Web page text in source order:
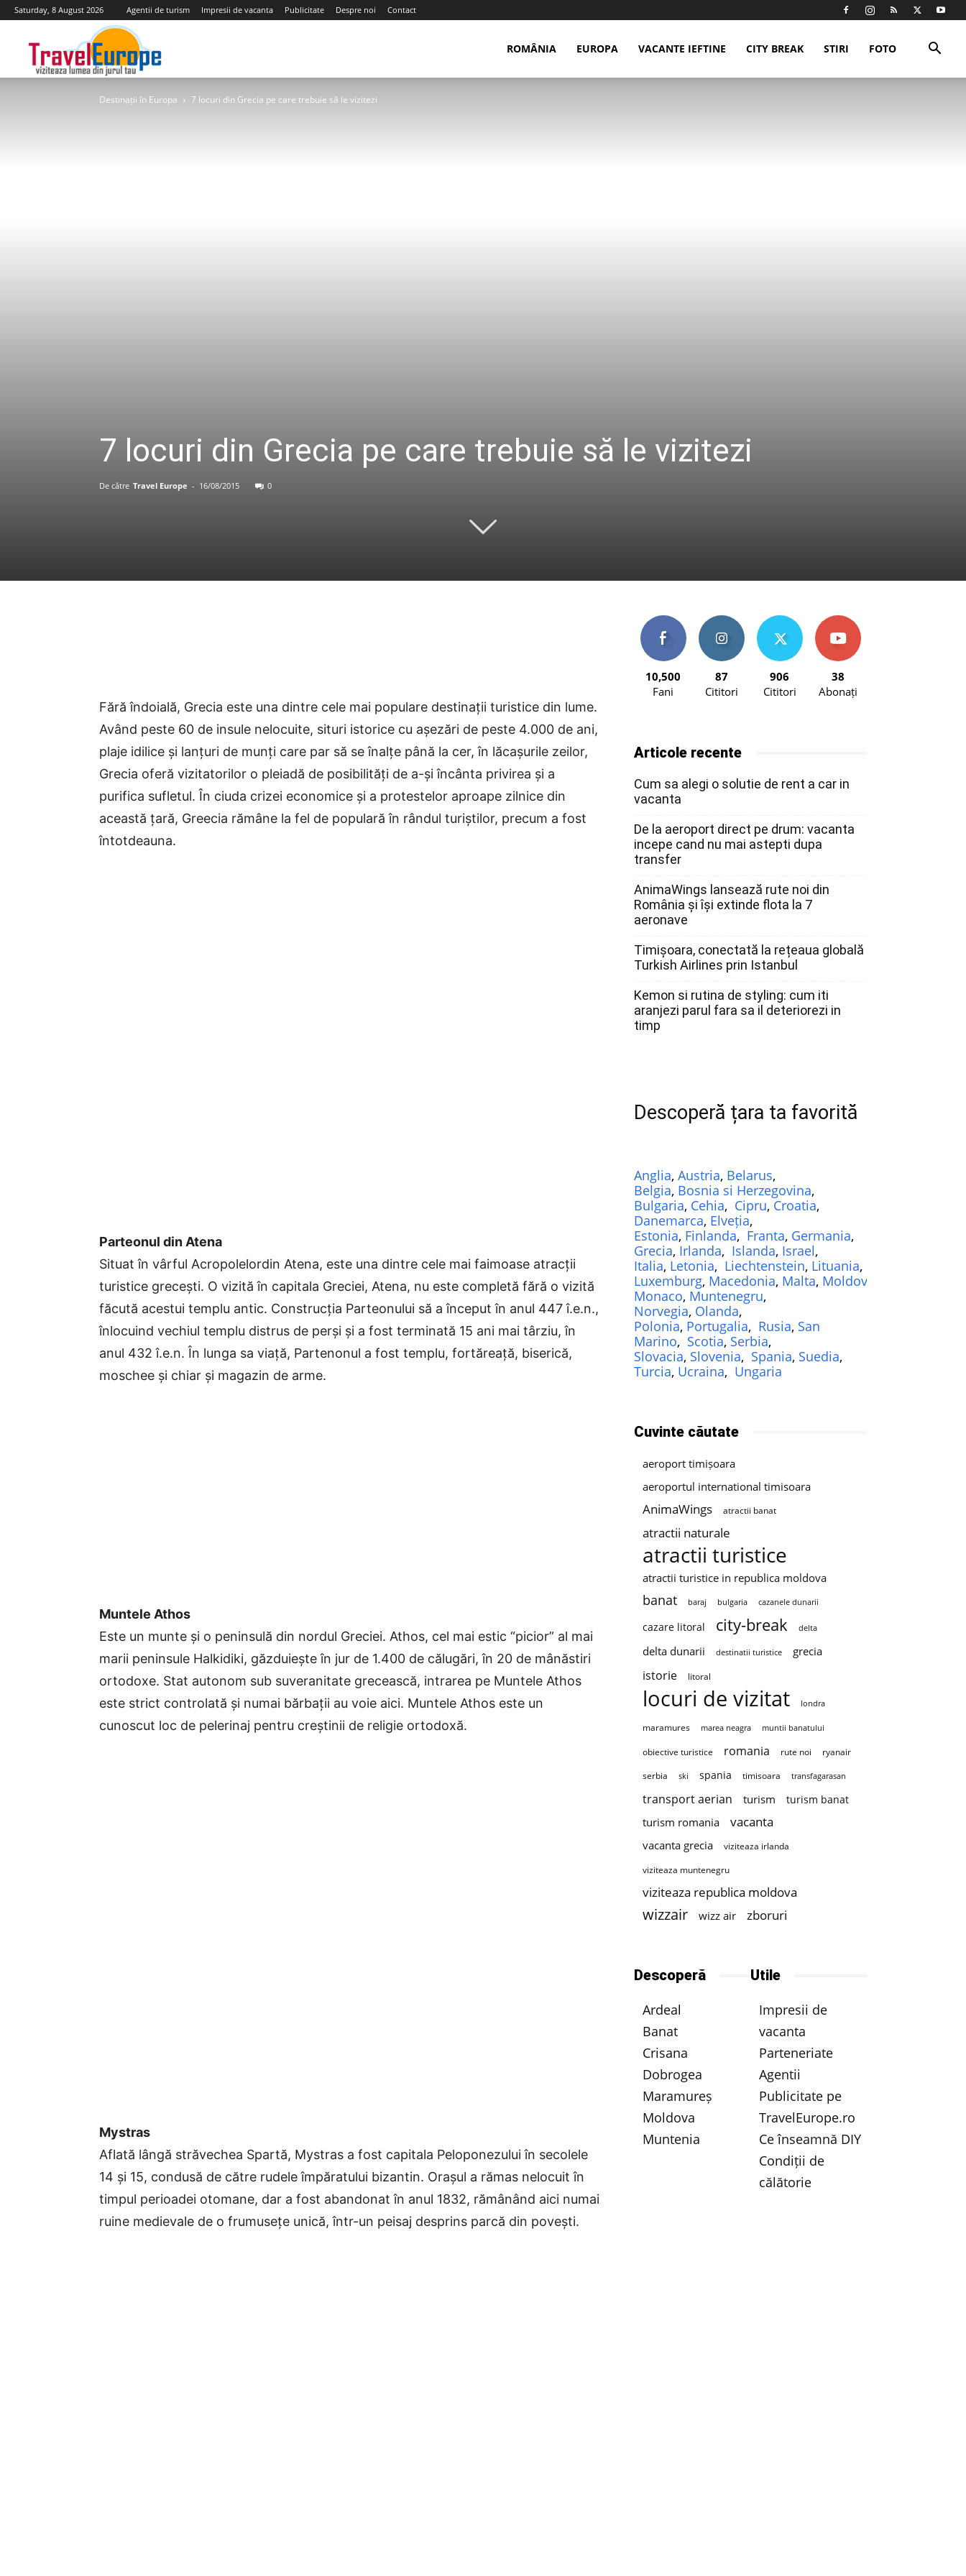
Saturday, 8 August 2026 Agentii de turism Impresii de vacanta Publicitate Despre noi Contact
Europe
ROMÂNIA EUROPA VACANTE IEFTINE CITY BREAK STIRI FOTO
Destinații în Europa 7 locuri din Grecia pe care trebuie să le vizitezi
7 locuri din Grecia pe care trebuie să le vizitezi
De către Travel Europe - 16/08/2015 0
Fără îndoială, Grecia este una dintre cele mai populare destinații turistice din lume.
Având peste 60 de insule nelocuite, situri istorice cu așezări de peste 4.000 de ani,
plaje idilice și lanțuri de munți care par să se înalțe până la cer, în lăcașurile zeilor,
Grecia oferă vizitatorilor o pleiadă de posibilități de a-și încânta privirea și a
purifica sufletul. În ciuda crizei economice și a protestelor aproape zilnice din
această țară, Greecia rămâne la fel de populară în rândul turiștilor, precum a fost
întotdeauna.
Parteonul din Atena
Situat în vârful Acropolelordin Atena, este una dintre cele mai faimoase atracții
turistice grecești. O vizită în capitala Greciei, Atena, nu este completă fără o vizită
făcută acestui templu antic. Construcția Parteonului să a început în anul 447 î.e.n.,
înlocuind vechiul templu distrus de perși și a fost terminată 15 ani mai târziu, în
anul 432 î.e.n. În lunga sa viață, Partenonul a fost templu, fortăreață, biserică,
moschee și chiar și magazin de arme.
Muntele Athos
Este un munte și o peninsulă din nordul Greciei. Athos, cel mai estic “picior” al mai
marii peninsule Halkidiki, găzduiește în jur de 1.400 de călugări, în 20 de mânăstiri
ortodoxe. Stat autonom sub suveranitate grecească, intrarea pe Muntele Athos
este strict controlată și numai bărbații au voie aici. Muntele Athos este un
cunoscut loc de pelerinaj pentru creștinii de religie ortodoxă.
Mystras
Aflată lângă străvechea Spartă, Mystras a fost capitala Peloponezului în secolele
14 și 15, condusă de către rudele împăratului bizantin. Orașul a rămas nelocuit în
timpul perioadei otomane, dar a fost abandonat în anul 1832, rămânând aici numai
ruine medievale de o frumusețe unică, într-un peisaj desprins parcă din povești.
10,500
Fani
87
Cititori
906
Cititori
38
Abonați
Articole recente
Cum sa alegi o solutie de rent a car in
vacanta
De la aeroport direct pe drum: vacanta
incepe cand nu mai astepti dupa
transfer
AnimaWings lansează rute noi din
România și își extinde flota la 7
aeronave
Timișoara, conectată la rețeaua globală
Turkish Airlines prin Istanbul
Kemon si rutina de styling: cum iti
aranjezi parul fara sa il deteriorezi in
timp
Descoperă țara ta favorită
Anglia, Austria, Belarus,
Belgia, Bosnia si Herzegovina,
Bulgaria, Cehia, Cipru, Croatia,
Danemarca, Elveția,
Estonia, Finlanda, Franta, Germania,
Grecia, Irlanda, Islanda, Israel,
Italia, Letonia, Liechtenstein, Lituania,
Luxemburg, Macedonia, Malta, Moldova
Monaco, Muntenegru,
Norvegia, Olanda,
Polonia, Portugalia, Rusia, San
Marino, Scotia, Serbia,
Slovacia, Slovenia, Spania, Suedia,
Turcia, Ucraina, Ungaria
Cuvinte căutate
aeroport timișoara
aeroportul international timisoara
AnimaWings atractii banat
atractii naturale
atractii turistice
atractii turistice in republica moldova
banat baraj bulgaria cazanele dunarii
cazare litoral city-break delta
delta dunarii destinatii turistice grecia
istorie litoral
locuri de vizitat londra
maramures marea neagra muntii banatului
obiective turistice romania rute noi
ryanair
serbia
ski spania timisoara transfagarasan
transport aerian turism turism banat
turism romania vacanta
vacanta grecia
viziteaza irlanda
viziteaza muntenegru
viziteaza republica moldova
wizzair wizz air zboruri
Descoperă
Ardeal
Banat
Crisana
Dobrogea
Maramureș
Moldova
Muntenia
Utile
Impresii de
vacanta
Parteneriate
Agentii
Publicitate pe
TravelEurope.ro
Ce înseamnă DIY
Condiții de
călătorie